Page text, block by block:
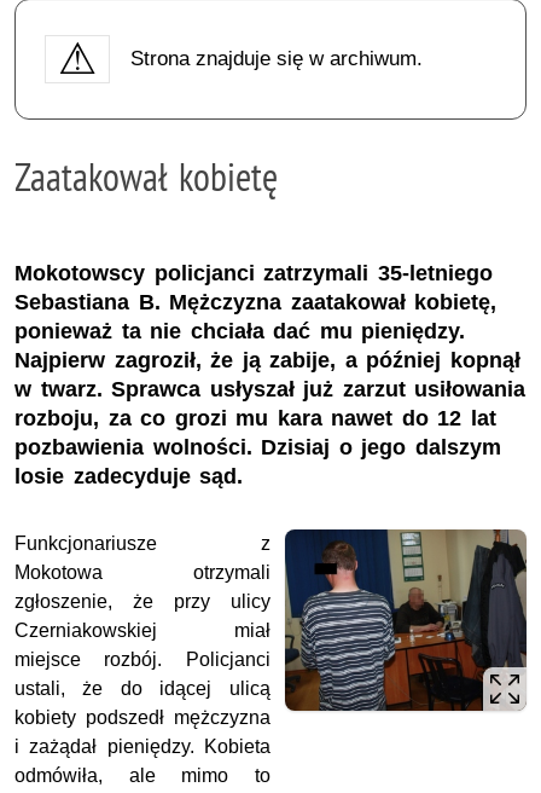
Strona znajduje się w archiwum.
Zaatakował kobietę
Mokotowscy policjanci zatrzymali 35-letniego
Sebastiana B. Mężczyzna zaatakował kobietę,
ponieważ ta nie chciała dać mu pieniędzy.
Najpierw zagroził, że ją zabije, a później kopnął
w twarz. Sprawca usłyszał już zarzut usiłowania
rozboju, za co grozi mu kara nawet do 12 lat
pozbawienia wolności. Dzisiaj o jego dalszym
losie zadecyduje sąd.
Funkcjonariusze z
Mokotowa otrzymali
zgłoszenie, że przy ulicy
Czerniakowskiej miał
miejsce rozbój. Policjanci
ustali, że do idącej ulicą
kobiety podszedł mężczyzna
i zażądał pieniędzy. Kobieta
odmówiła, ale mimo to